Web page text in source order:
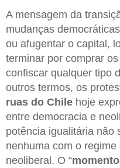
A mensagem da
mudanças
ou afugentar o capital,
terminar por comprar
confiscar qualquer tipo
outros termos, os
ruas do Chile hoje
entre democracia e
potência igualitária não
nenhuma com o
neoliberal. O “